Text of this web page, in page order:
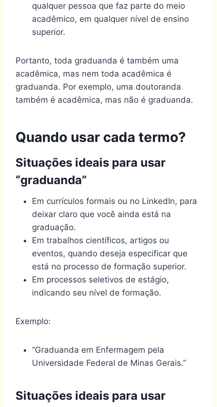
qualquer pessoa que faz parte do meio
acadêmico, em qualquer nível de ensino
superior.
Portanto, toda graduanda é também uma
acadêmica, mas nem toda acadêmica é
graduanda. Por exemplo, uma doutoranda
também é acadêmica, mas não é graduanda.
Quando usar cada termo?
Situações ideais para usar
“graduanda”
Em currículos formais ou no LinkedIn, para
deixar claro que você ainda está na
graduação.
Em trabalhos científicos, artigos ou
eventos, quando deseja especificar que
está no processo de formação superior.
Em processos seletivos de estágio,
indicando seu nível de formação.
Exemplo:
“Graduanda em Enfermagem pela
Universidade Federal de Minas Gerais.”
Situações ideais para usar